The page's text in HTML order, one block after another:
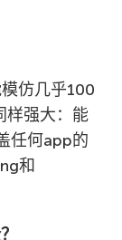
仿几乎100
样强大：能
任何app的
和